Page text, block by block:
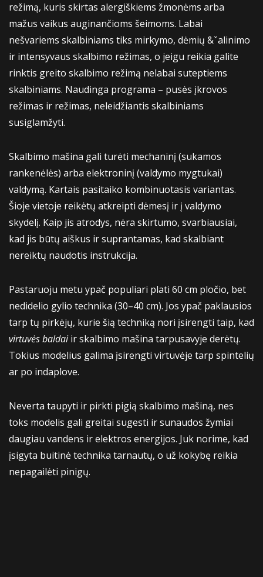
režimą, kuris skirtas alergiškiems žmonėms arba
mažus vaikus auginančioms šeimoms. Labai
nešvariems skalbiniams tiks mirkymo, dėmių &ˇalinimo
ir intensyvaus skalbimo režimas, o jeigu reikia galite
rinktis greito skalbimo režimą nelabai suteptiems
skalbiniams. Naudinga programa – pusės įkrovos
režimas ir režimas, neleidžiantis skalbiniams
susiglamžyti.
Skalbimo mašina gali turėti mechaninį (sukamos
rankenėlės) arba elektroninį (valdymo mygtukai)
valdymą. Kartais pasitaiko kombinuotasis variantas.
Šioje vietoje reikėtų atkreipti dėmesį ir į valdymo
skydelį. Kaip jis atrodys, nėra skirtumo, svarbiausiai,
kad jis būtų aiškus ir suprantamas, kad skalbiant
nereiktų naudotis instrukcija.
Pastaruoju metu ypač populiari plati 60 cm pločio, bet
nedidelio gylio technika (30–40 cm). Jos ypač paklausios
tarp tų pirkėjų, kurie šią techniką nori įsirengti taip, kad
virtuvės baldaiir skalbimo mašina tarpusavyje derėtų.
Tokius modelius galima įsirengti virtuvėje tarp spintelių
ar po indaplove.
Neverta taupyti ir pirkti pigią skalbimo mašiną, nes
toks modelis gali greitai sugesti ir sunaudos žymiai
daugiau vandens ir elektros energijos. Juk norime, kad
įsigyta buitinė technika tarnautų, o už kokybę reikia
nepagailėti pinigų.